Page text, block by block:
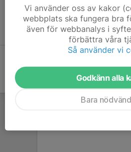
Årets spelare Cizar fick pris. De
information om nästa termin.
Ett mycket lyckad avslutning. Trevlig
Vi använder oss av kakor
webbplats ska fungera bra
även för webbanalys i
förbättra våra
Så använder vi
Godkänn alla
Bara